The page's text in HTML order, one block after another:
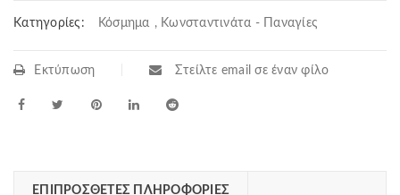
Κατηγορίες: Κόσμημα , Κωνσταντινάτα - Παναγίες
Εκτύπωση Στείλτε email σε έναν φίλο
ΕΠΙΠΡΌΣΘΕΤΕΣ ΠΛΗΡΟΦΟΡΊΕΣ